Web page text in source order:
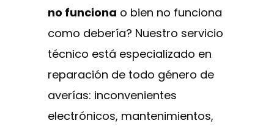
no funciona o bien no funciona
como debería? Nuestro servicio
técnico está especializado en
reparación de todo género de
averías: inconvenientes
electrónicos, mantenimientos,